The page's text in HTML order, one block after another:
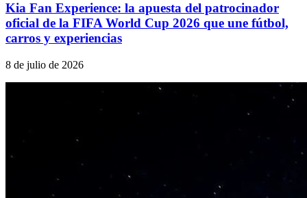
Kia Fan Experience: la apuesta del patrocinador
oficial de la FIFA World Cup 2026 que une fútbol,
carros y experiencias
8 de julio de 2026